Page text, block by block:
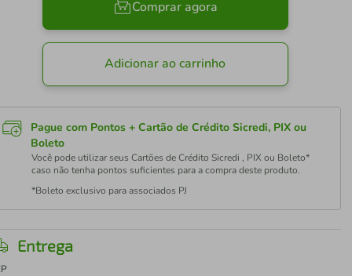
Comprar agora
Adicionar ao carrinho
Pague com Pontos + Cartão de Crédito Sicredi, PIX ou
Boleto
Você pode utilizar seus Cartões de Crédito Sicredi , PIX ou Boleto*
caso não tenha pontos suficientes para a compra deste produto.
*Boleto exclusivo para associados PJ
Entrega